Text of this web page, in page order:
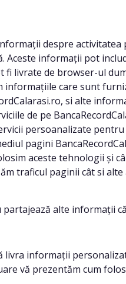
despre activitatea
informații pot
livrate de browser-ul
informațiile care sunt
si alte
de pe
persoanalizate
pagini
aceste tehnologii și
traficul paginii cât si
alte informații
informații
vă prezentăm cum